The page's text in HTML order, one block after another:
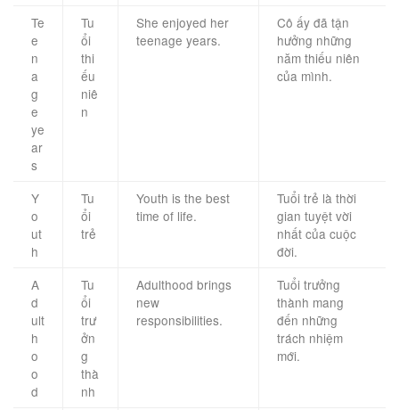
Te
e
n
a
g
e
ye
ar
s
Tu
ổi
thi
ếu
niê
n
She enjoyed her
teenage years.
Cô ấy đã tận
hưởng những
năm thiếu niên
của mình.
Y
o
ut
h
Tu
ổi
trẻ
Youth is the best
time of life.
Tuổi trẻ là thời
gian tuyệt vời
nhất của cuộc
đời.
A
d
ult
h
o
o
d
Tu
ổi
trư
ởn
g
thà
nh
Adulthood brings
new
responsibilities.
Tuổi trưởng
thành mang
đến những
trách nhiệm
mới.